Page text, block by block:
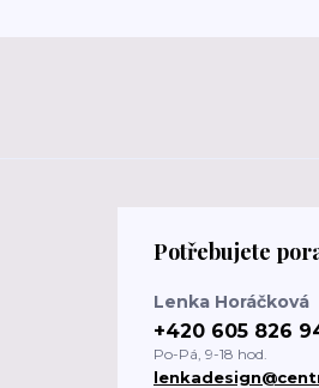
Potřebujete
Lenka Horáčková
+420 605 826
Po-Pá, 9-18 hod.